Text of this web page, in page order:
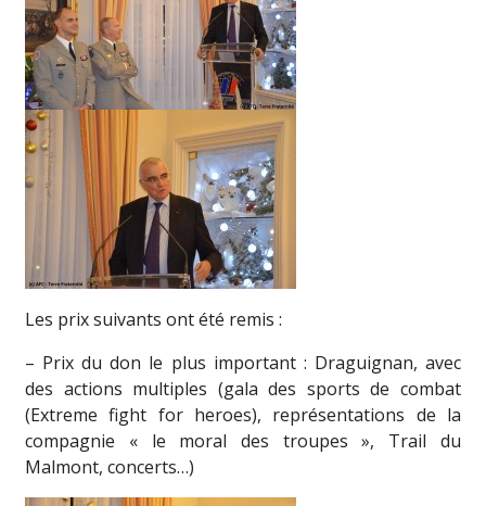
Les prix suivants ont été remis :
– Prix du don le plus important : Draguignan, avec
des actions multiples (gala des sports de combat
(Extreme fight for heroes), représentations de la
compagnie « le moral des troupes », Trail du
Malmont, concerts…)